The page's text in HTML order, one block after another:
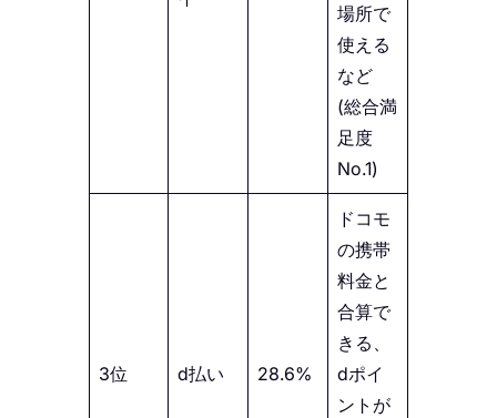
場所で
使える
など
(総合満
足度
No.1)
3位 d払い 28.6%
ドコモ
の携帯
料金と
合算で
きる、
dポイ
ントが